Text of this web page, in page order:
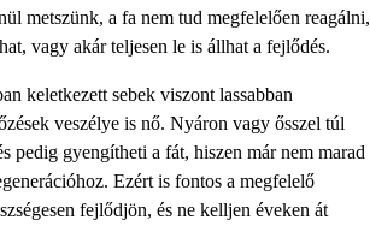
metszünk, a fa nem tud megfelelően reagálni,
vagy akár teljesen le is állhat a fejlődés.
keletkezett sebek viszont lassabban
veszélye is nő. Nyáron vagy ősszel túl
pedig gyengítheti a fát, hiszen már nem marad
Ezért is fontos a megfelelő
fejlődjön, és ne kelljen éveken át